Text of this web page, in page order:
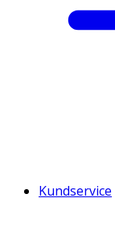
Kundservice